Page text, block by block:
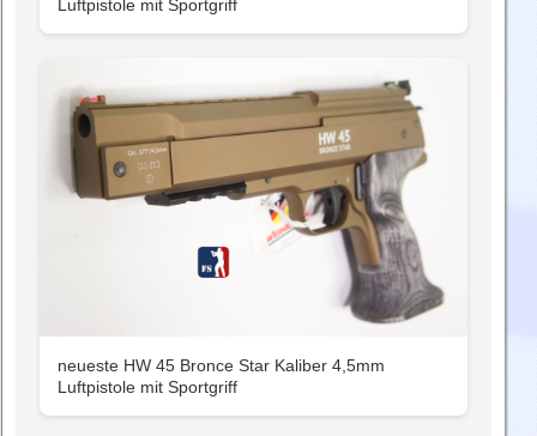
Luftpistole mit Sportgriff
neueste HW 45 Bronce Star Kaliber 4,5mm
Luftpistole mit Sportgriff